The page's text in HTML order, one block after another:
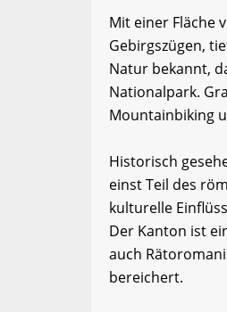
Mit einer Fläche
Gebirgszügen,
Natur bekannt,
Nationalpark.
Mountainbiking
Historisch
einst Teil des
kulturelle
Der Kanton ist
auch
bereichert.